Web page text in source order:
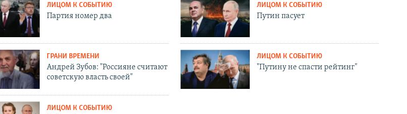
ЛИЦОМ К СОБЫТИЮ
Партия номер два
ЛИЦОМ К СОБЫТИЮ
Путин пасует
ГРАНИ ВРЕМЕНИ
Андрей Зубов: "Россияне считают
советскую власть своей"
ЛИЦОМ К СОБЫТИЮ
"Путину не спасти рейтинг"
ЛИЦОМ К СОБЫТИЮ